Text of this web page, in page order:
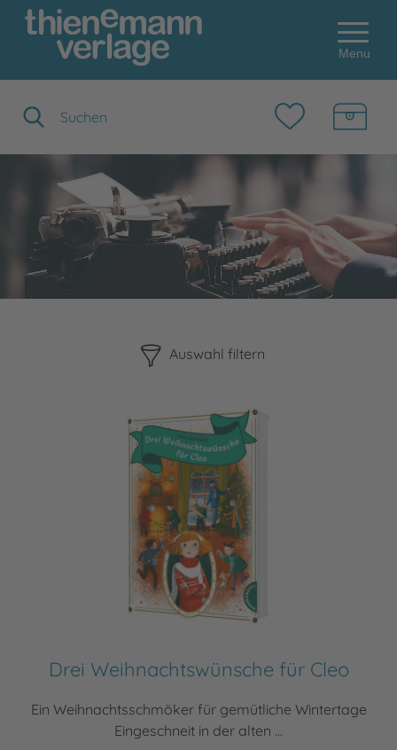
Menu
Auswahl filtern
Drei Weihnachtswünsche für Cleo
Ein Weihnachtsschmöker für gemütliche Wintertage
Eingeschneit in der alten ...